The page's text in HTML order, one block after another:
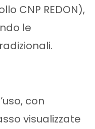
CNP REDON),
le
con
visualizzate